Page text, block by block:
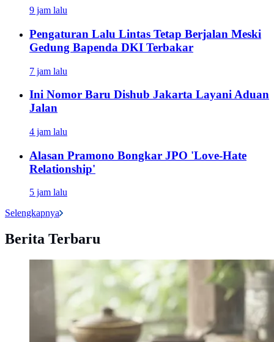
9 jam lalu
Pengaturan Lalu Lintas Tetap Berjalan Meski
Gedung Bapenda DKI Terbakar
7 jam lalu
Ini Nomor Baru Dishub Jakarta Layani Aduan
Jalan
4 jam lalu
Alasan Pramono Bongkar JPO 'Love-Hate
Relationship'
5 jam lalu
Selengkapnya
Berita Terbaru